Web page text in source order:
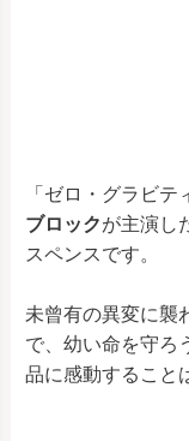
「ゼロ・グラビ
ブロックが主演し
スペンスです。
未曾有の異変に襲
で、幼い命を守ろ
品に感動すること